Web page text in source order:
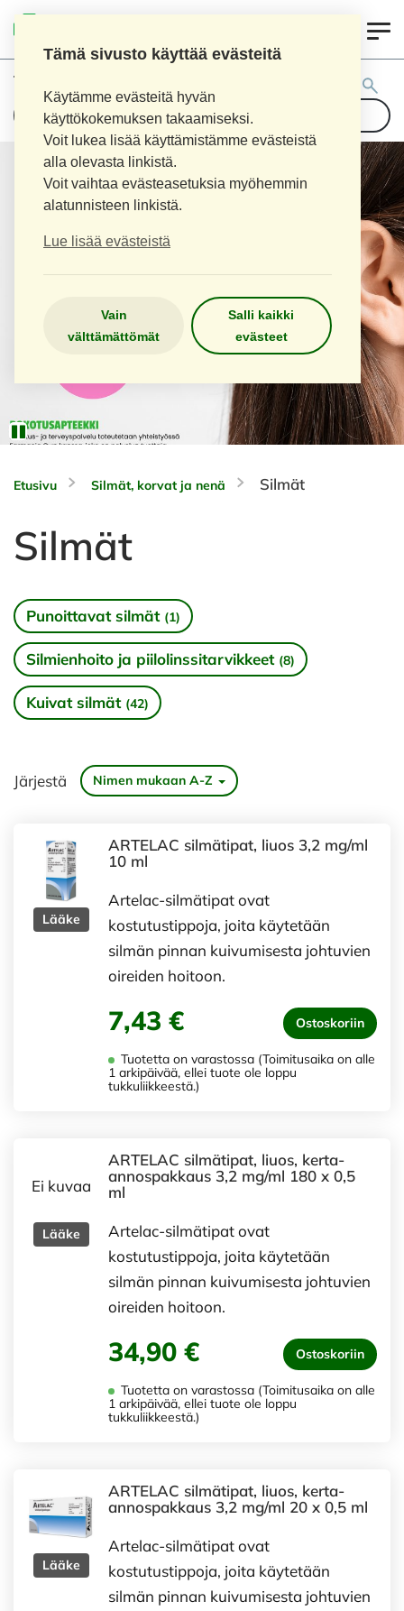
Tämä sivusto käyttää evästeitä
Käytämme evästeitä hyvän
käyttökokemuksen takaamiseksi.
Voit lukea lisää käyttämistämme evästeistä
alla olevasta linkistä.
Voit vaihtaa evästeasetuksia myöhemmin
alatunnisteen linkistä.
Lue lisää evästeistä
Vain
välttämättömät
Salli kaikki
evästeet
Tuotehaku:
Etusivu Silmät, korvat ja nenä Silmät
Silmät
Punoittavat silmät (1)
Silmienhoito ja piilolinssitarvikkeet (8)
Kuivat silmät (42)
Järjestä Nimen mukaan A-Z
Lääke
ARTELAC silmätipat, liuos 3,2 mg/ml
10 ml
Artelac-silmätipat ovat
kostutustippoja, joita käytetään
silmän pinnan kuivumisesta johtuvien
oireiden hoitoon.
7,43 € Ostoskoriin
Tuotetta on varastossa (Toimitusaika on alle
1 arkipäivää, ellei tuote ole loppu
tukkuliikkeestä.)
Ei kuvaa
Lääke
ARTELAC silmätipat, liuos, kerta-
annospakkaus 3,2 mg/ml 180 x 0,5
ml
Artelac-silmätipat ovat
kostutustippoja, joita käytetään
silmän pinnan kuivumisesta johtuvien
oireiden hoitoon.
34,90 € Ostoskoriin
Tuotetta on varastossa (Toimitusaika on alle
1 arkipäivää, ellei tuote ole loppu
tukkuliikkeestä.)
Lääke
ARTELAC silmätipat, liuos, kerta-
annospakkaus 3,2 mg/ml 20 x 0,5 ml
Artelac-silmätipat ovat
kostutustippoja, joita käytetään
silmän pinnan kuivumisesta johtuvien